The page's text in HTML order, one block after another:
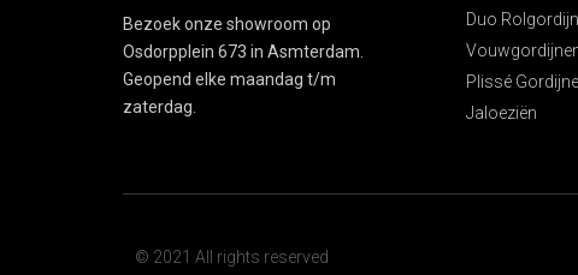
Bezoek onze showroom op
Osdorpplein 673 in Asmterdam.
Geopend elke maandag t/m
zaterdag.
Duo
Plissé
Jaloeziën
© 2021 All rights reserved